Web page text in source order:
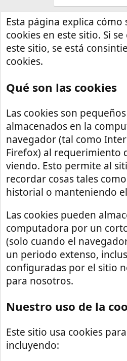
Esta página explica cómo
cookies en este sitio. Si
este sitio, se está
cookies.
Qué son las cookies
Las cookies son
almacenados en la
navegador (tal como
Firefox) al requerimiento
viendo. Esto permite al
recordar cosas tales
historial o manteniendo
Las cookies pueden
computadora por un
(solo cuando el
un periodo extenso,
configuradas por el sitio
para nosotros.
Nuestro uso de la
Este sitio usa cookies
incluyendo: